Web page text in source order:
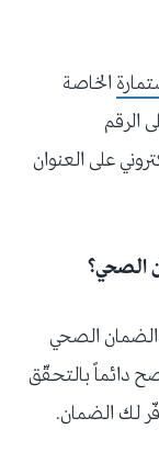
الخاصة
الرقم
على العنوان
الصحي؟
الضمان الصحي
دائماً بالتحقّق
لك الضمان.